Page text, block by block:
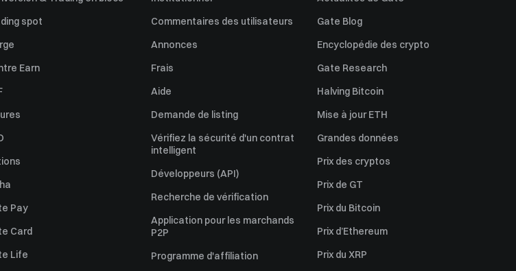
spot
Earn
Pay
Card
Life
Commentaires des utilisateurs
Annonces
Frais
Aide
Demande de listing
Vérifiez la sécurité d'un contrat
intelligent
Développeurs (API)
Recherche de vérification
Application pour les marchands
P2P
Programme d'affiliation
Gate Blog
Encyclopédie des crypto
Gate Research
Halving Bitcoin
Mise à jour ETH
Grandes données
Prix des cryptos
Prix de GT
Prix du Bitcoin
Prix d’Ethereum
Prix du XRP